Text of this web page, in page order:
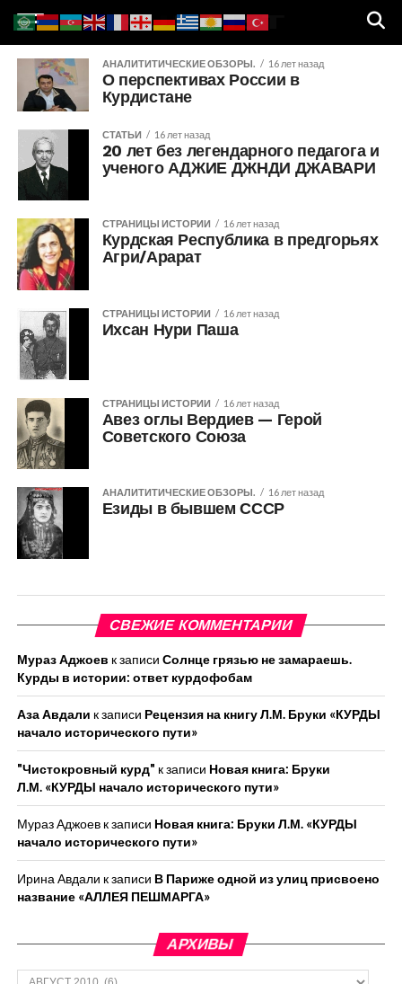
АНАЛИТИТИЧЕСКИЕ ОБЗОРЫ. 16 лет назад
О перспективах России в
Курдистане
СТАТЬИ 16 лет назад
20 лет без легендарного педагога и
ученого АДЖИЕ ДЖНДИ ДЖАВАРИ
СТРАНИЦЫ ИСТОРИИ 16 лет назад
Курдская Республика в предгорьях
Агри/Арарат
СТРАНИЦЫ ИСТОРИИ 16 лет назад
Ихсан Нури Паша
СТРАНИЦЫ ИСТОРИИ 16 лет назад
Авез оглы Вердиев — Герой
Советского Союза
АНАЛИТИТИЧЕСКИЕ ОБЗОРЫ. 16 лет назад
Езиды в бывшем СССР
СВЕЖИЕ КОММЕНТАРИИ
Мураз Аджоев к записи Солнце грязью не замараешь.
Курды в истории: ответ курдофобам
Аза Авдали к записи Рецензия на книгу Л.М. Бруки «КУРДЫ
начало исторического пути»
"Чистокровный курд" к записи Новая книга: Бруки
Л.М. «КУРДЫ начало исторического пути»
Мураз Аджоевк записи Новая книга: Бруки Л.М. «КУРДЫ
начало исторического пути»
Ирина Авдали к записи В Париже одной из улиц присвоено
название «АЛЛЕЯ ПЕШМАРГА»
АРХИВЫ
Архивы